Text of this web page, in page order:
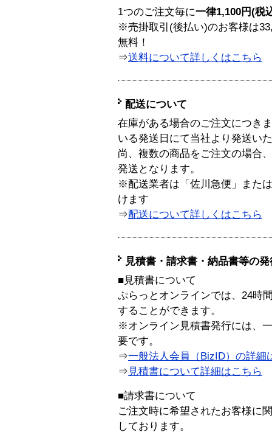
1つのご注文毎に一律1,100円(税
※売掛取引(後払い)のお客様は
無料！
⇒送料について詳しくはこちら
配送について
在庫がある場合のご注文につき
いる発送日にて当社より発送い
尚、複数の商品をご注文の場合
発送となります。
※配送業者は「佐川急便」また
けます
⇒配送について詳しくはこちら
見積書・請求書・納品書等の
■見積書について
ぷらっとオンラインでは、24時
することができます。
※オンライン見積書発行には、
要です。
⇒一般法人会員（BizID）の詳細
⇒ 見積書について詳細はこちら
■請求書について
ご注文時に希望されたお客様に
しております。